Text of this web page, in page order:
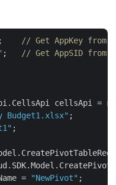
; // Get AppKey from
; // Get AppSID from
cellsApi =
Budget1.xlsx" ;
;
=
"NewPivot" ;